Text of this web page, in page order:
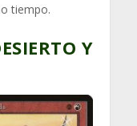
tiempo.
Y